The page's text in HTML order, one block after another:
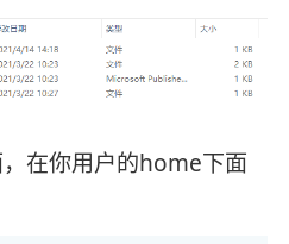
在你用户的home下面